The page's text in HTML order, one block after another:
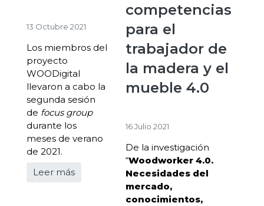
13 Octubre 2021
Los miembros del
proyecto
WOODigital
llevaron a cabo la
segunda sesión
de focus group
durante los
meses de verano
de 2021.
Leer más
competencias
para el
trabajador de
la madera y el
mueble 4.0
16 Julio 2021
De la investigación
“Woodworker 4.0.
Necesidades del
mercado,
conocimientos,